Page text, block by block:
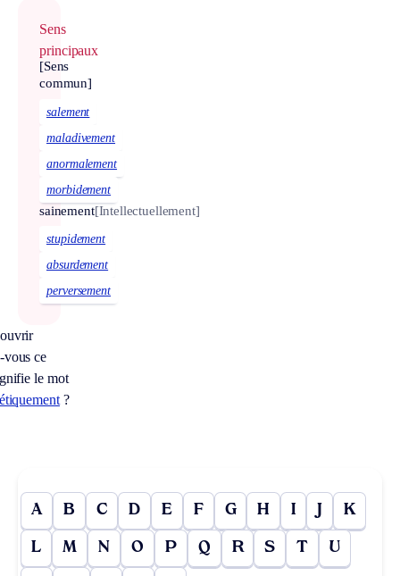
Sens
principaux
[Sens
commun]
salement
maladivement
anormalement
morbidement
sainement[Intellectuellement]
stupidement
absurdement
perversement
vous ce
le mot
?
A B C D E F G H I J K
L M N O P Q R S T U